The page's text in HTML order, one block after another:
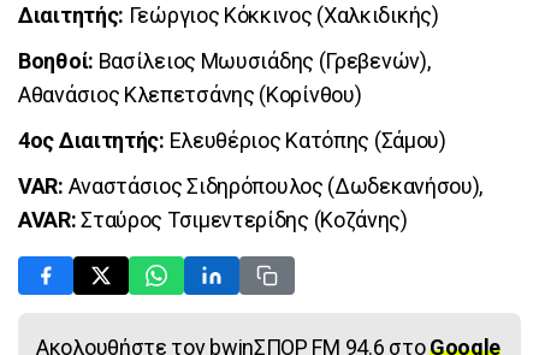
Διαιτητής: Γεώργιος Κόκκινος (Χαλκιδικής)
Βοηθοί: Βασίλειος Μωυσιάδης (Γρεβενών),
Αθανάσιος Κλεπετσάνης (Κορίνθου)
4ος Διαιτητής: Ελευθέριος Κατόπης (Σάμου)
VAR: Αναστάσιος Σιδηρόπουλος (Δωδεκανήσου),
AVAR:Σταύρος Τσιμεντερίδης (Κοζάνης)
Ακολουθήστε τον bwinΣΠΟΡ FM 94.6 στοGoogle